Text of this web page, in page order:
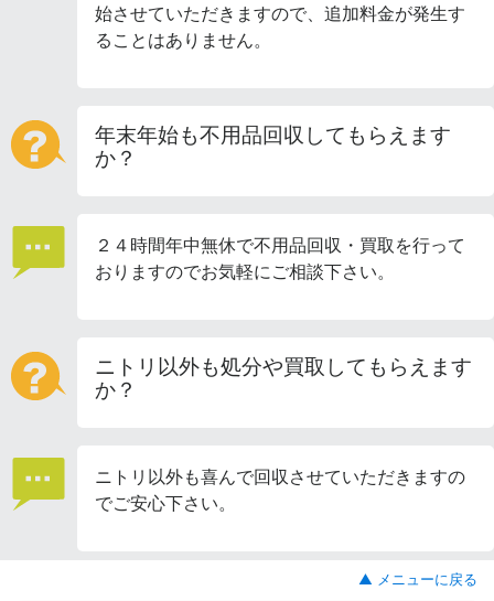
始させていただきますので、追加料金が発生す
ることはありません。
年末年始も不用品回収してもらえます
か？
２４時間年中無休で不用品回収・買取を行って
おりますのでお気軽にご相談下さい。
ニトリ以外も処分や買取してもらえます
か？
ニトリ以外も喜んで回収させていただきますの
でご安心下さい。
▲ メニューに戻る